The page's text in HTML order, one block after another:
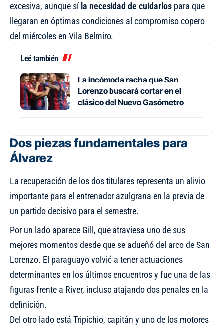
excesiva, aunque sí la necesidad de cuidarlos para que
llegaran en óptimas condiciones al compromiso copero
del miércoles en Vila Belmiro.
Leé también
La incómoda racha que San
Lorenzo buscará cortar en el
clásico del Nuevo Gasómetro
Dos piezas fundamentales para
Álvarez
La recuperación de los dos titulares representa un alivio
importante para el entrenador azulgrana en la previa de
un partido decisivo para el semestre.
Por un lado aparece Gill, que atraviesa uno de sus
mejores momentos desde que se adueñó del arco de San
Lorenzo. El paraguayo volvió a tener actuaciones
determinantes en los últimos encuentros y fue una de las
figuras frente a River, incluso atajando dos penales en la
definición.
Del otro lado está Tripichio, capitán y uno de los motores